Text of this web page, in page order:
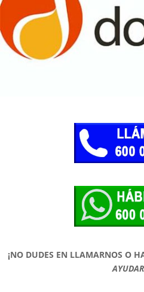
¡NO DUDES EN LLAMARNOS O